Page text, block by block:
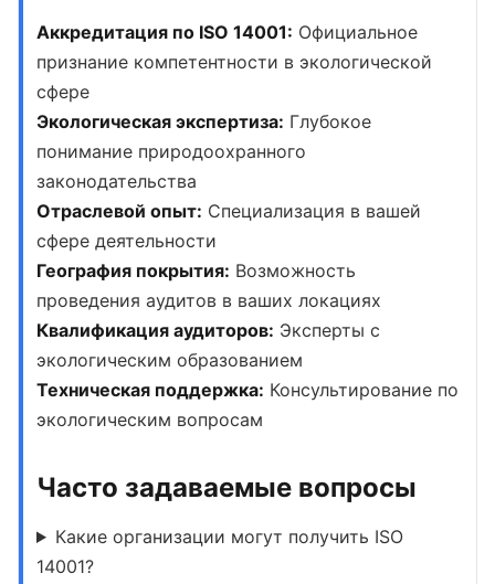
Аккредитация по ISO 14001: Официальное
признание компетентности в экологической
сфере
Экологическая экспертиза: Глубокое
понимание природоохранного
законодательства
Отраслевой опыт: Специализация в вашей
сфере деятельности
География покрытия: Возможность
проведения аудитов в ваших локациях
Квалификация аудиторов: Эксперты с
экологическим образованием
Техническая поддержка: Консультирование по
экологическим вопросам
Часто задаваемые вопросы
Какие организации могут получить ISO
14001?